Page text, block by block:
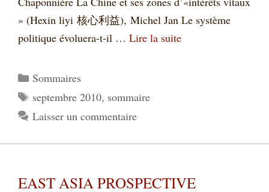
» (Hexin liyi 核心利益), Michel Jan Le système
politique évoluera-t-il … Lire la suite
Catégories
Sommaires
Étiquettes
septembre 2010, sommaire
Laisser un commentaire
EAST ASIA PROSPECTIVE